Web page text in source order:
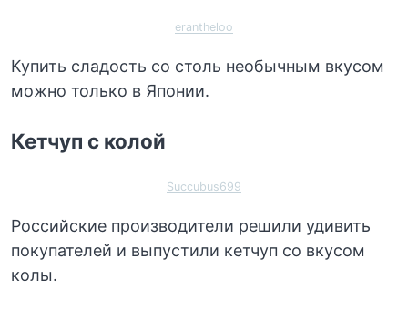
erantheloo
Купить сладость со столь необычным вкусом
можно только в Японии.
Кетчуп с колой
Succubus699
Российские производители решили удивить
покупателей и выпустили кетчуп со вкусом
колы.